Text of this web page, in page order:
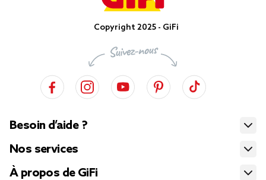
Copyright 2025 - GiFi
Besoin d’aide ?
Nos services
À propos de GiFi